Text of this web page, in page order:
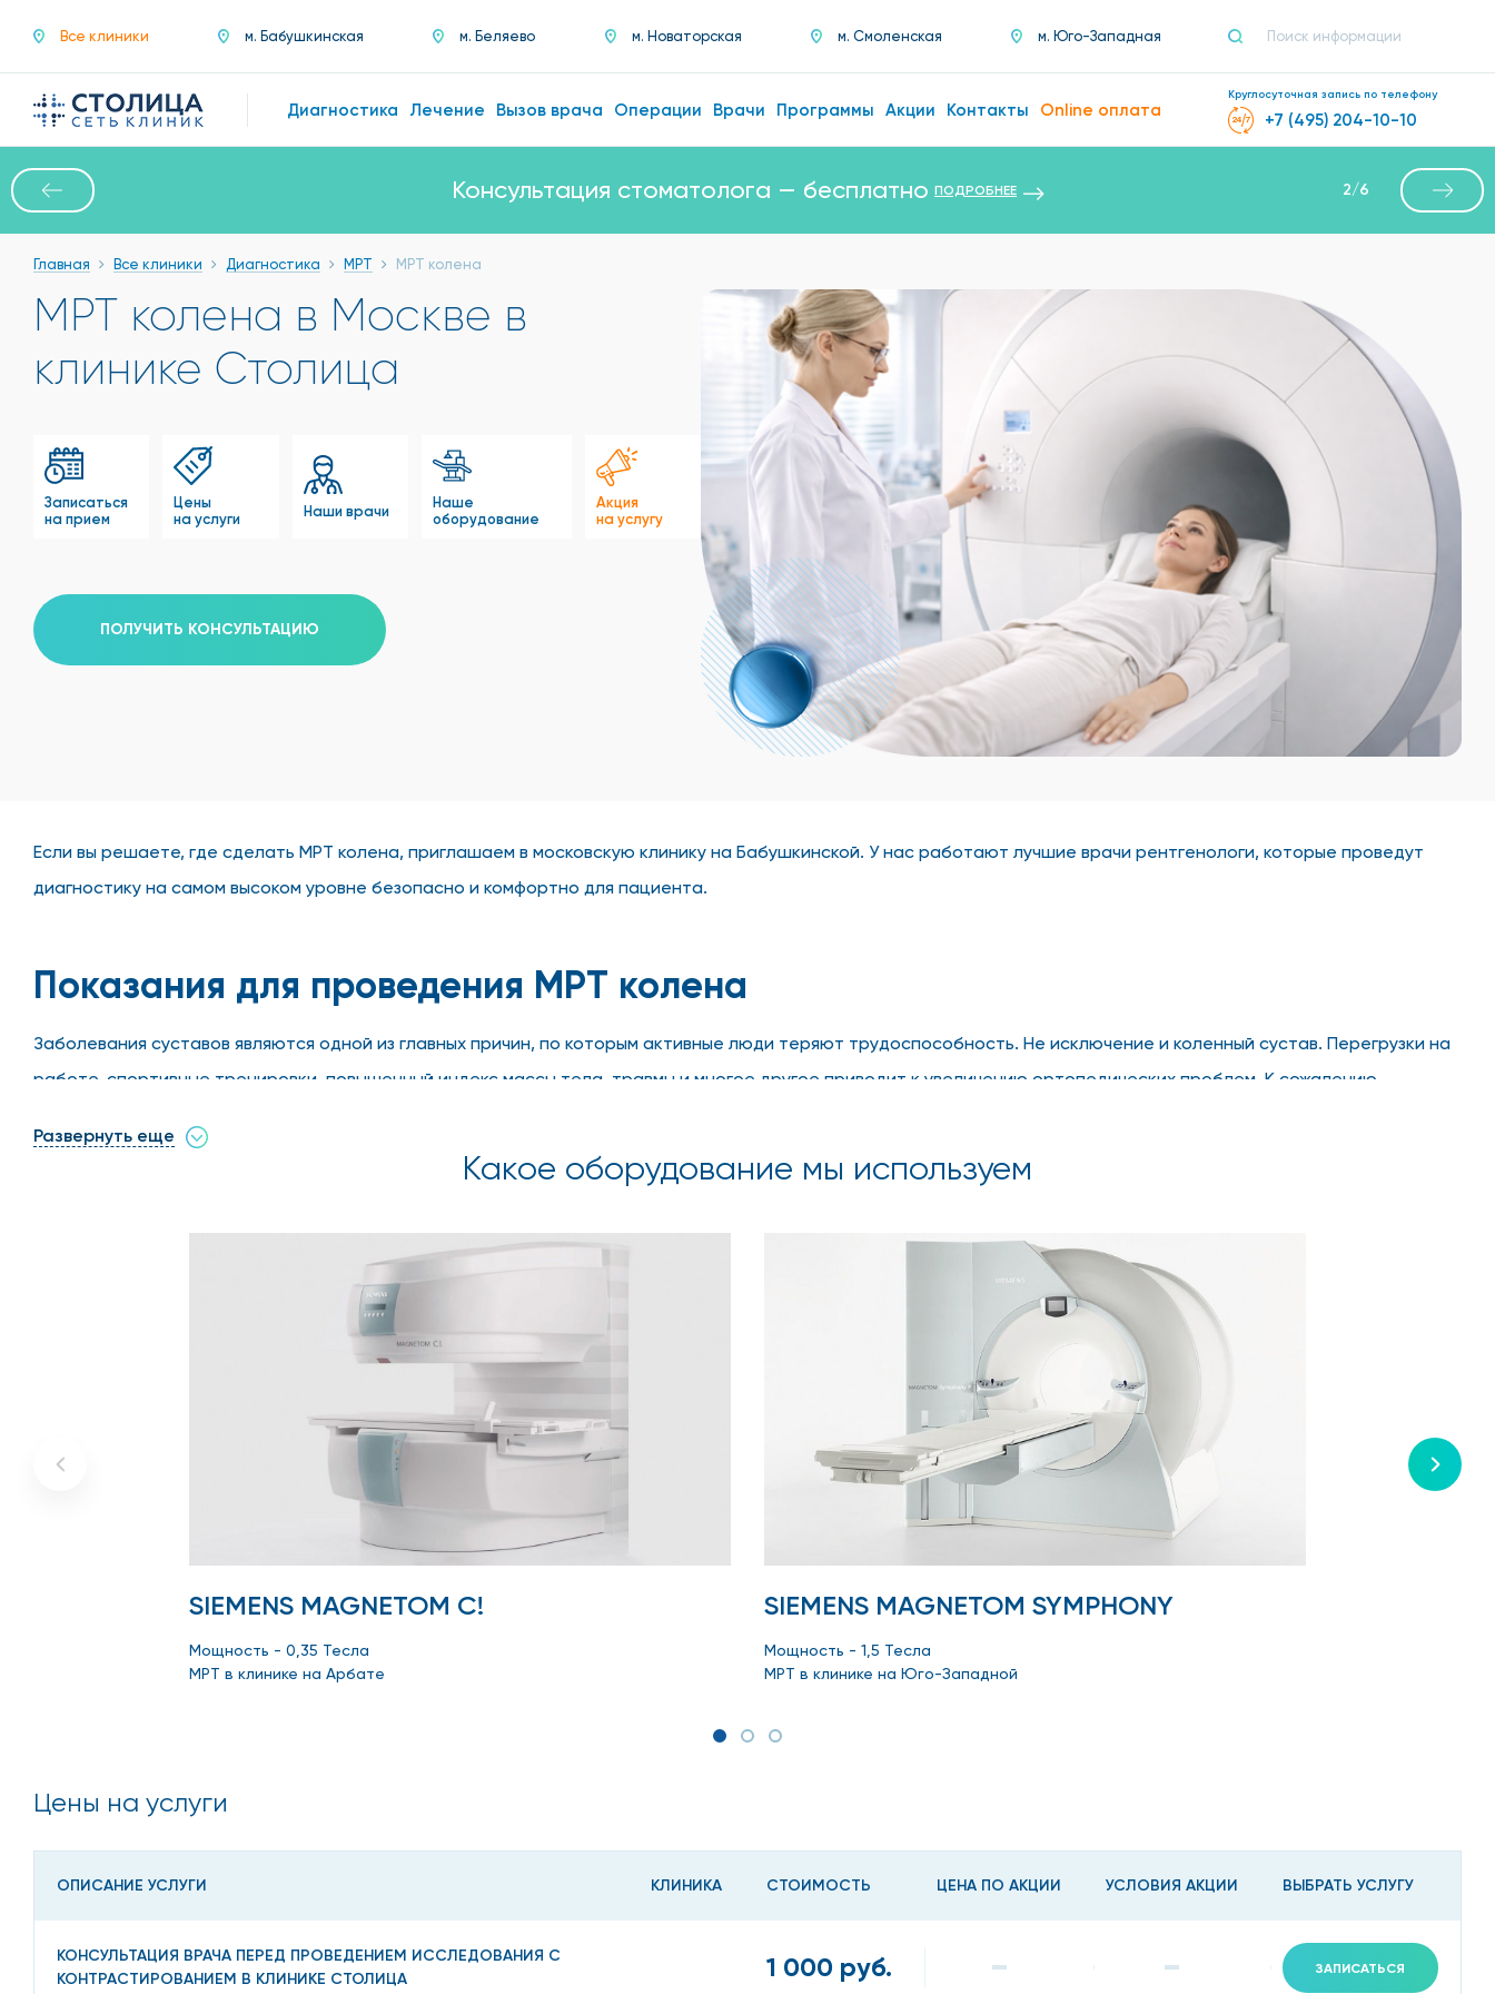
Все клиники м. Бабушкинская м. Беляево м. Новаторская м. Смоленская м. Юго-Западная
Диагностика Лечение Вызов врача Операции Врачи Программы Акции Контакты Online оплата
Круглосуточная запись по телефону
+7 (495) 204-10-10
Консультация стоматолога — бесплатно ПОДРОБНЕЕ 2/6
Главная Все клиники Диагностика МРТ МРТ колена
МРТ колена в Москве в
клинике Столица
Записаться
на прием
Цены
на услуги
Наши врачи
Наше
оборудование
Акция
на услугу
ПОЛУЧИТЬ КОНСУЛЬТАЦИЮ
Если вы решаете, где сделать МРТ колена, приглашаем в московскую клинику на Бабушкинской. У нас работают лучшие врачи рентгенологи, которые проведут
диагностику на самом высоком уровне безопасно и комфортно для пациента.
Показания для проведения МРТ колена
Заболевания суставов являются одной из главных причин, по которым активные люди теряют трудоспособность. Не исключение и коленный сустав. Перегрузки на
работе, спортивные тренировки, повышенный индекс массы тела, травмы и многое другое приводит к увеличению ортопедических проблем. К сожалению,
Процедура МРТ колена, которую проводят на Бабушкинской, позволяет получить необходимый объем информации, чтобы диагностировать патологии или болезни,
Обычно МРТ колена назначают пациентам после консультации врача-ортопеда. Врач предварительно ставит диагноз, опираясь на результаты осмотра или
другие диагностические обследования. МРТ может быть рекомендовано в случаях:
подозрения на патологии развития или дистрофические изменения;
получения сомнительных данных в результате проведения других обследований (КТ, УЗИ и т.д.).
Что выявляет МРТ колена на Бабушкинской?
Проведение процедуры дает возможность:
выявлять воспалительные и не воспалительные болезни коленного сустава;
оценить характер травматических повреждений;
Развернуть еще
Какое оборудование мы используем
SIEMENS MAGNETOM C!
Мощность - 0,35 Тесла
МРТ в клинике на Арбате
SIEMENS MAGNETOM SYMPHONY
Мощность - 1,5 Тесла
МРТ в клинике на Юго-Западной
Цены на услуги
ОПИСАНИЕ УСЛУГИ КЛИНИКА СТОИМОСТЬ ЦЕНА ПО АКЦИИ УСЛОВИЯ АКЦИИ ВЫБРАТЬ УСЛУГУ
КОНСУЛЬТАЦИЯ ВРАЧА ПЕРЕД ПРОВЕДЕНИЕМ ИССЛЕДОВАНИЯ С
КОНТРАСТИРОВАНИЕМ В КЛИНИКЕ СТОЛИЦА
1 000 руб. ЗАПИСАТЬСЯ